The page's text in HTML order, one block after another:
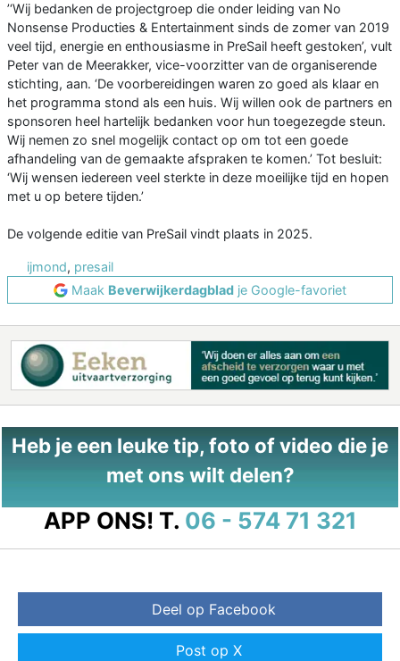
’‘Wij bedanken de projectgroep die onder leiding van No
Nonsense Producties & Entertainment sinds de zomer van 2019
veel tijd, energie en enthousiasme in PreSail heeft gestoken’, vult
Peter van de Meerakker, vice-voorzitter van de organiserende
stichting, aan. ‘De voorbereidingen waren zo goed als klaar en
het programma stond als een huis. Wij willen ook de partners en
sponsoren heel hartelijk bedanken voor hun toegezegde steun.
Wij nemen zo snel mogelijk contact op om tot een goede
afhandeling van de gemaakte afspraken te komen.’ Tot besluit:
‘Wij wensen iedereen veel sterkte in deze moeilijke tijd en hopen
met u op betere tijden.’
De volgende editie van PreSail vindt plaats in 2025.
ijmond, presail
Maak Beverwijkerdagblad je Google-favoriet
Heb je een leuke tip, foto of video die je
met ons wilt delen?
APP ONS! T. 06 - 574 71 321
Deel op Facebook
Post op X